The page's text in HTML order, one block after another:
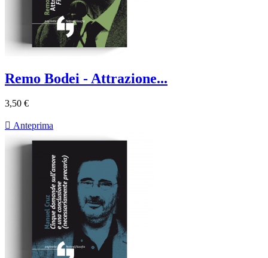
Remo Bodei - Attrazione...
3,50 €
 Anteprima